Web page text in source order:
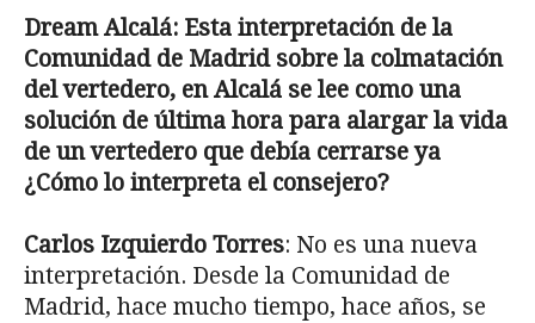
Dream Alcalá: Esta interpretación de la
Comunidad de Madrid sobre la colmatación
del vertedero, en Alcalá se lee como una
solución de última hora para alargar la vida
de un vertedero que debía cerrarse ya
¿Cómo lo interpreta el consejero?
Carlos Izquierdo Torres: No es una nueva
interpretación. Desde la Comunidad de
Madrid, hace mucho tiempo, hace años, se